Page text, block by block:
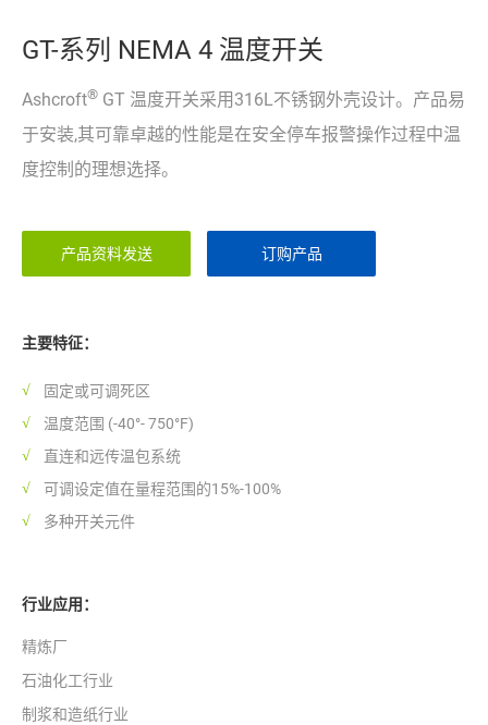
GT-系列 NEMA 4 温度开关
Ashcroft® GT 温度开关采用316L不锈钢外壳设计。产品易
于安装,其可靠卓越的性能是在安全停车报警操作过程中温
度控制的理想选择。
产品资料发送 订购产品
主要特征：
固定或可调死区
温度范围 (-40°- 750°F)
直连和远传温包系统
可调设定值在量程范围的15%-100%
多种开关元件
行业应用：
精炼厂
石油化工行业
制浆和造纸行业